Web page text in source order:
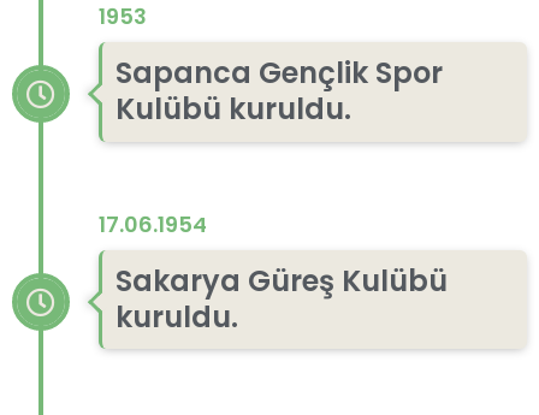
1953
Sapanca Gençlik Spor
Kulübü kuruldu.
17.06.1954
Sakarya Güreş Kulübü
kuruldu.